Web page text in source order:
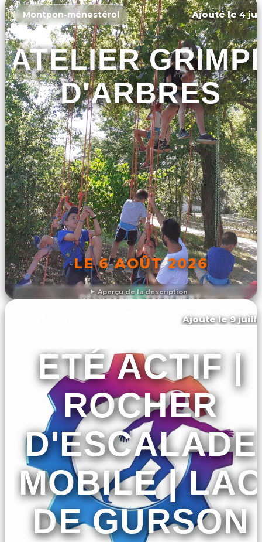
Aperçu de la description
Montpon-ménestérol Ajouté le 4
ATELIER
D'ARBRES
LE 6 AOÛT 2026
DÉCOUVRIR L'ÉVÉNEMENT
Ajouté le 9
ETÉ ACTIF |
ROCHER
D'ESCALADE
MOBILE | LAC
DE GURSON